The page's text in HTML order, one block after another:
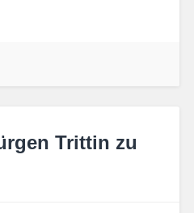
Trittin zu